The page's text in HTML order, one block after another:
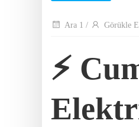
Ara 1 / Görükle
⚡